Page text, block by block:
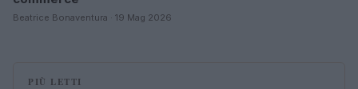
Beatrice Bonaventura · 19 Mag 2026
PIÙ LETTI